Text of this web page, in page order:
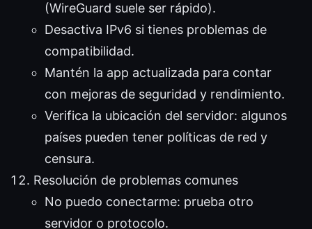
(WireGuard suele ser rápido).
Desactiva IPv6 si tienes problemas de
compatibilidad.
Mantén la app actualizada para contar
con mejoras de seguridad y rendimiento.
Verifica la ubicación del servidor: algunos
países pueden tener políticas de red y
censura.
Resolución de problemas comunes
No puedo conectarme: prueba otro
servidor o protocolo.